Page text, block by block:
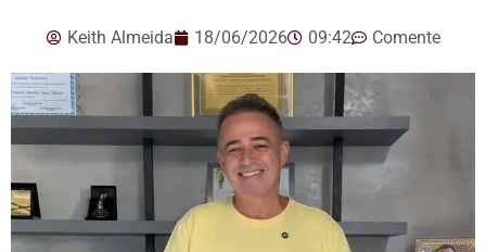
Keith Almeida 18/06/2026 09:42 Comente